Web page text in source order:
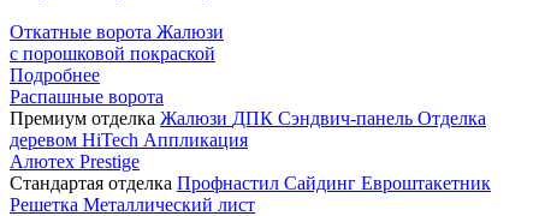
Откатные ворота Жалюзи
с порошковой покраской
Подробнее
Распашные ворота
Премиум отделка Жалюзи ДПК Сэндвич-панель Отделка
деревом HiTech Аппликация
Алютех Prestige
Стандартая отделка Профнастил Сайдинг Евроштакетник
Решетка Металлический лист